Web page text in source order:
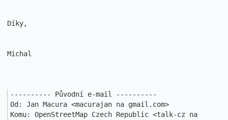
Díky,
Michal
---------- Původní e-mail ----------
Od: Jan Macura <macurajan na gmail.com>
Komu: OpenStreetMap Czech Republic <talk-cz na